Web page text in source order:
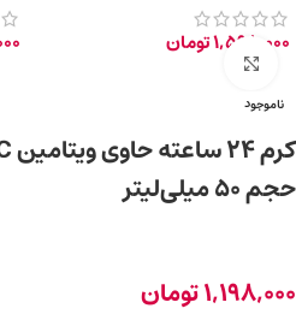
1,598,000تومان
ناموجود
برای بزرگ‌نمایی کلیک کنید
حجم 50 میلی‌لیتر
1,198,000تومان